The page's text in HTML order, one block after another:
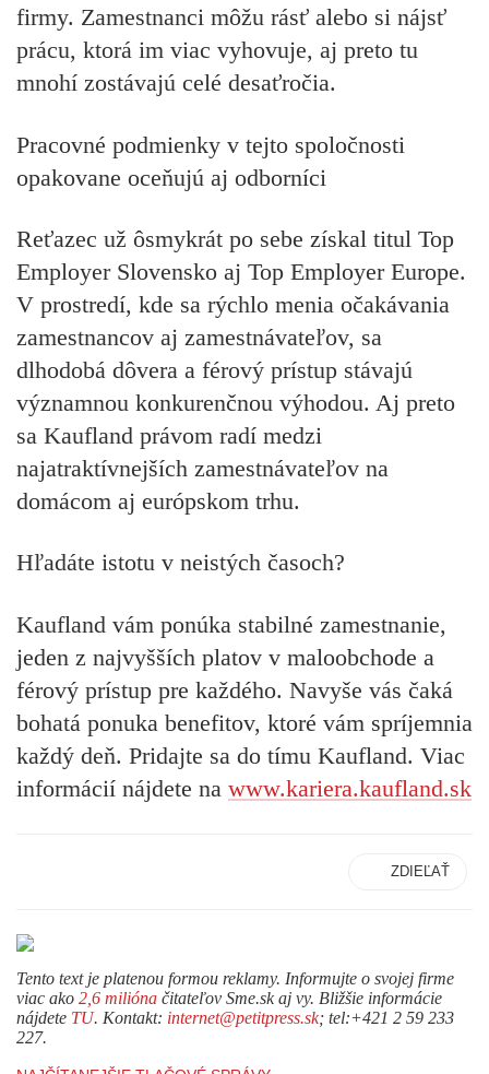
firmy. Zamestnanci môžu rásť alebo si nájsť
prácu, ktorá im viac vyhovuje, aj preto tu
mnohí zostávajú celé desaťročia.
Pracovné podmienky v tejto spoločnosti
opakovane oceňujú aj odborníci
Reťazec už ôsmykrát po sebe získal titul Top
Employer Slovensko aj Top Employer Europe.
V prostredí, kde sa rýchlo menia očakávania
zamestnancov aj zamestnávateľov, sa
dlhodobá dôvera a férový prístup stávajú
významnou konkurenčnou výhodou. Aj preto
sa Kaufland právom radí medzi
najatraktívnejších zamestnávateľov na
domácom aj európskom trhu.
Hľadáte istotu v neistých časoch?
Kaufland vám ponúka stabilné zamestnanie,
jeden z najvyšších platov v maloobchode a
férový prístup pre každého. Navyše vás čaká
bohatá ponuka benefitov, ktoré vám spríjemnia
každý deň. Pridajte sa do tímu Kaufland. Viac
informácií nájdete na www.kariera.kaufland.sk
ZDIEĽAŤ
Tento text je platenou formou reklamy. Informujte o svojej firme
viac ako 2,6 milióna čitateľov Sme.sk aj vy. Bližšie informácie
nájdete TU. Kontakt: internet@petitpress.sk; tel:+421 2 59 233
227.